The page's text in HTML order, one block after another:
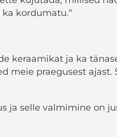
kordumatu.“
keraamikat ja ka
meie praegusest ajast.
ja selle valmimine on